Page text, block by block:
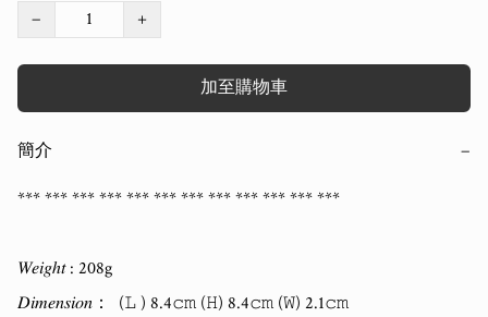
−
+
加至購物車
簡介 −
*** *** *** *** *** *** *** *** *** *** *** ***
𝑊𝑒𝑖𝑔ℎ𝑡 : 208g
𝐷𝑖𝑚𝑒𝑛𝑠𝑖𝑜𝑛：  (𝙻 ) 8.4𝚌𝚖 (𝙷) 8.4𝚌𝚖 (𝚆) 2.1𝚌𝚖